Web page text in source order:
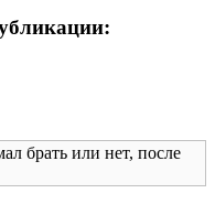
брать или нет, после